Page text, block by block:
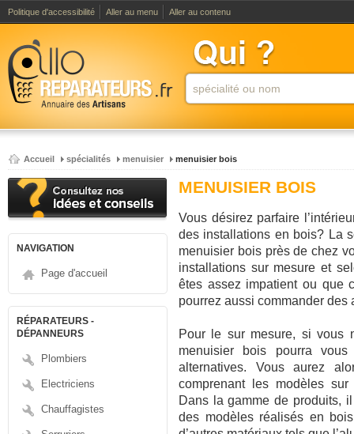
Politique d'accessibilité Aller au menu Aller au contenu
Accueil spécialités menuisier menuisier bois
NAVIGATION
Page d'accueil
RÉPARATEURS -
DÉPANNEURS
Plombiers
Electriciens
Chauffagistes
MENUISIER BOIS
Vous désirez parfaire
des installations en bois? La
menuisier bois près de chez
installations sur mesure et
êtes assez impatient ou que
pourrez aussi commander des
Pour le sur mesure, si vous
menuisier bois pourra
alternatives. Vous aurez
comprenant les modèles
Dans la gamme de produits,
des modèles réalisés en